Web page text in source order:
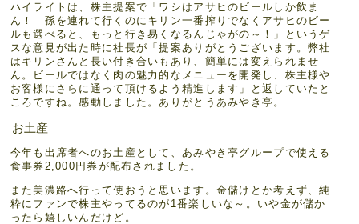
ハイライトは、株主提案で「ワシはアサヒのビールしか飲ま
ん！ 孫を連れて行くのにキリン一番搾りでなくアサヒのビー
ルも選べると、もっと行き易くなるんじゃがの～！」というゲ
スな意見が出た時に社長が「提案ありがとうございます。弊社
はキリンさんと長い付き合いもあり、簡単には変えられませ
ん。ビールではなく肉の魅力的なメニューを開発し、株主様や
お客様にさらに通って頂けるよう精進します」と返していたと
ころですね。感動しました。ありがとうあみやき亭。
お土産
今年も出席者へのお土産として、あみやき亭グループで使える
食事券2,000円券が配布されました。
また美濃路へ行って使おうと思います。金儲けとか考えず、純
粋にファンで株主やってるのが1番楽しいな～。いや金が儲か
ったら嬉しいんだけど。